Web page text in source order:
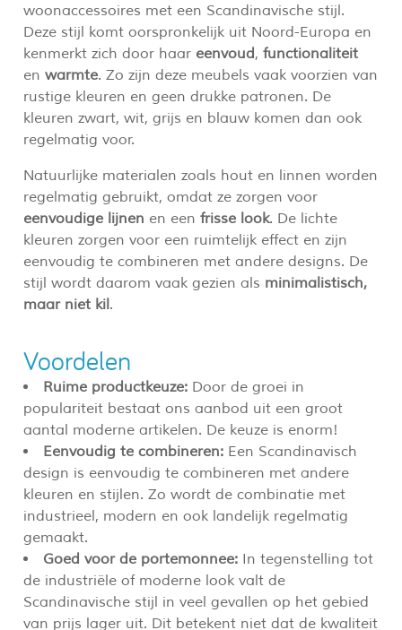
woonaccessoires met een Scandinavische stijl.
Deze stijl komt oorspronkelijk uit Noord-Europa en
kenmerkt zich door haar eenvoud, functionaliteit
en warmte. Zo zijn deze meubels vaak voorzien van
rustige kleuren en geen drukke patronen. De
kleuren zwart, wit, grijs en blauw komen dan ook
regelmatig voor.
Natuurlijke materialen zoals hout en linnen worden
regelmatig gebruikt, omdat ze zorgen voor
eenvoudige lijnen en een frisse look. De lichte
kleuren zorgen voor een ruimtelijk effect en zijn
eenvoudig te combineren met andere designs. De
stijl wordt daarom vaak gezien als minimalistisch,
maar niet kil.
Voordelen
Ruime productkeuze: Door de groei in
populariteit bestaat ons aanbod uit een groot
aantal moderne artikelen. De keuze is enorm!
Eenvoudig te combineren: Een Scandinavisch
design is eenvoudig te combineren met andere
kleuren en stijlen. Zo wordt de combinatie met
industrieel, modern en ook landelijk regelmatig
gemaakt.
Goed voor de portemonnee: In tegenstelling tot
de industriële of moderne look valt de
Scandinavische stijl in veel gevallen op het gebied
van prijs lager uit. Dit betekent niet dat de kwaliteit